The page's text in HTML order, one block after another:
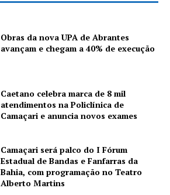
Obras da nova UPA de Abrantes
avançam e chegam a 40% de execução
Caetano celebra marca de 8 mil
atendimentos na Policlínica de
Camaçari e anuncia novos exames
Camaçari será palco do I Fórum
Estadual de Bandas e Fanfarras da
Bahia, com programação no Teatro
Alberto Martins